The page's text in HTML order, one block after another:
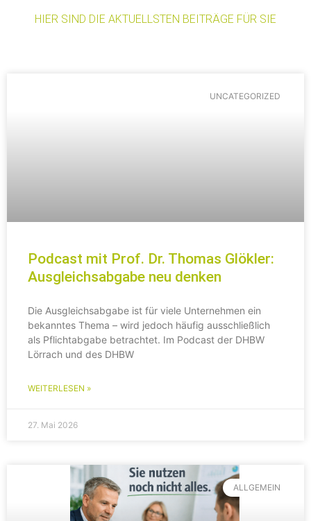
HIER SIND DIE AKTUELLSTEN BEITRÄGE FÜR SIE
UNCATEGORIZED
Podcast mit Prof. Dr. Thomas Glökler:
Ausgleichsabgabe neu denken
Die Ausgleichsabgabe ist für viele Unternehmen ein
bekanntes Thema – wird jedoch häufig ausschließlich
als Pflichtabgabe betrachtet. Im Podcast der DHBW
Lörrach und des DHBW
WEITERLESEN »
27. Mai 2026
ALLGEMEIN